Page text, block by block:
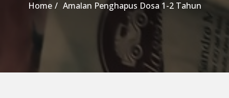
Home Amalan Penghapus Dosa 1-2 Tahun